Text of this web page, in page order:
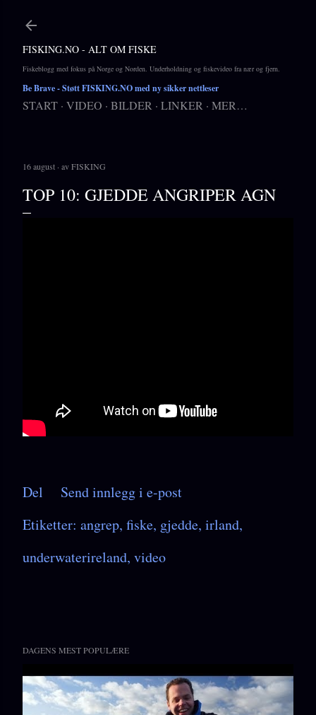
FISKING.NO - ALT OM FISKE
Fiskeblogg med fokus på Norge og Norden. Underholdning og fiskevideo fra nær og fjern.
Be Brave- Støtt FISKING.NO med ny sikker nettleser
START VIDEO BILDER LINKER MER…
16 august avFISKING
TOP 10: GJEDDE ANGRIPER AGN
Del
Send innlegg i e-post
Etiketter: angrep fiske gjedde irland
underwaterireland video
DAGENS MEST POPULÆRE